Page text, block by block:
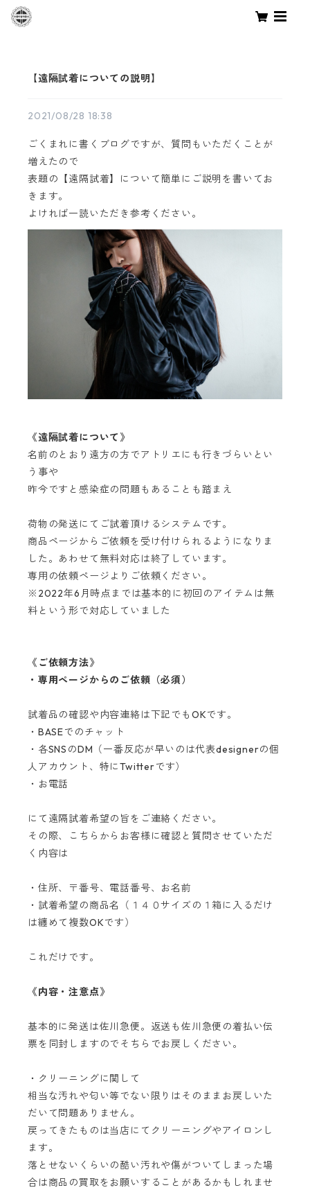
【遠隔試着についての説明】
2021/08/28 18:38
ごくまれに書くブログですが、質問もいただくことが
増えたので
表題の【遠隔試着】について簡単にご説明を書いてお
きます。
よければ一読いただき参考ください。
《遠隔試着について》
名前のとおり遠方の方でアトリエにも行きづらいとい
う事や
昨今ですと感染症の問題もあることも踏まえ
荷物の発送にてご試着頂けるシステムです。
商品ページからご依頼を受け付けられるようになりま
した。あわせて無料対応は終了しています。
専用の依頼ページよりご依頼ください。
※2022年6月時点までは基本的に初回のアイテムは無
料という形で対応していました
《ご依頼方法》
・専用ページからのご依頼（必須）
試着品の確認や内容連絡は下記でもOKです。
・BASEでのチャット
・各SNSのDM（一番反応が早いのは代表designerの個
人アカウント、特にTwitterです）
・お電話
にて遠隔試着希望の旨をご連絡ください。
その際、こちらからお客様に確認と質問させていただ
く内容は
・住所、〒番号、電話番号、お名前
・試着希望の商品名（１４０サイズの１箱に入るだけ
は纏めて複数OKです）
これだけです。
《内容・注意点》
基本的に発送は佐川急便。返送も佐川急便の着払い伝
票を同封しますのでそちらでお戻しください。
・クリーニングに関して
相当な汚れや匂い等でない限りはそのままお戻しいた
だいて問題ありません。
戻ってきたものは当店にてクリーニングやアイロンし
ます。
落とせないくらいの酷い汚れや傷がついてしまった場
合は商品の買取をお願いすることがあるかもしれませ